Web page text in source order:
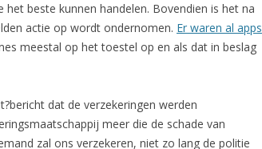
beste kunnen handelen. Bovendien is het na
actie op wordt ondernomen. Er waren al apps
meestal op het toestel op en als dat in beslag
dat de verzekeringen werden
meer die de schade van
zal ons verzekeren, niet zo lang de politie